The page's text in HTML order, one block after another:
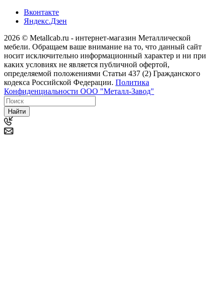
Вконтакте
Яндекс.Дзен
2026 © Metallcab.ru - интернет-магазин Металлической
мебели. Обращаем ваше внимание на то, что данный сайт
носит исключительно информационный характер и ни при
каких условиях не является публичной офертой,
определяемой положениями Статьи 437 (2) Гражданского
кодекса Российской Федерации. Политика
Конфиденциальности ООО "Металл-Завод"
Найти